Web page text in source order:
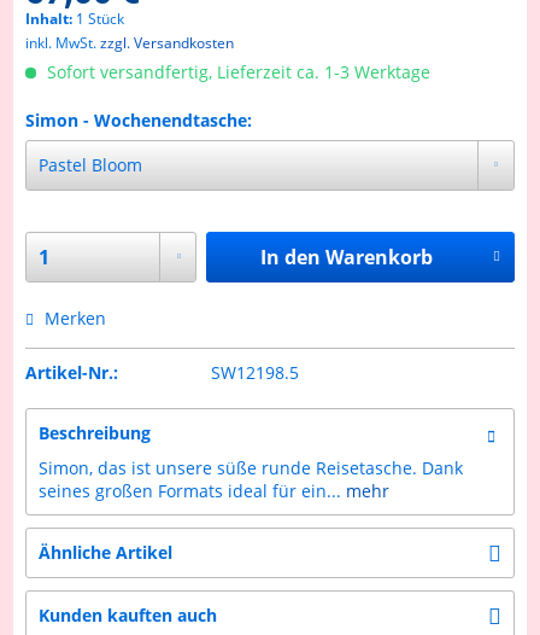
Inhalt: 1 Stück
inkl. MwSt.zzgl. Versandkosten
Sofort versandfertig, Lieferzeit ca. 1-3 Werktage
Simon - Wochenendtasche:
In den Warenkorb
Merken
Artikel-Nr.: SW12198.5
Beschreibung
Simon, das ist unsere süße runde Reisetasche. Dank
seines großen Formats ideal für ein... mehr
Ähnliche Artikel
Kunden kauften auch